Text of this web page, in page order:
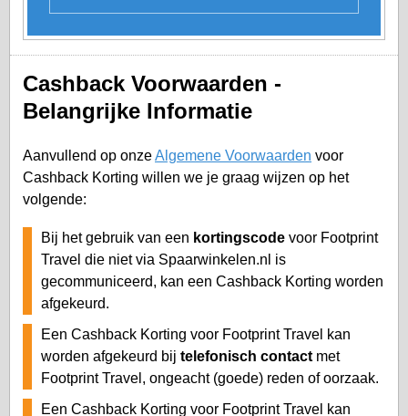
Cashback Voorwaarden -
Belangrijke Informatie
Aanvullend op onzeAlgemene Voorwaarden voor
Cashback Korting willen we je graag wijzen op het
volgende:
Bij het gebruik van een kortingscode voor Footprint
Travel die niet via Spaarwinkelen.nl is
gecommuniceerd, kan een Cashback Korting worden
afgekeurd.
Een Cashback Korting voor Footprint Travel kan
worden afgekeurd bij telefonisch contact met
Footprint Travel, ongeacht (goede) reden of oorzaak.
Een Cashback Korting voor Footprint Travel kan